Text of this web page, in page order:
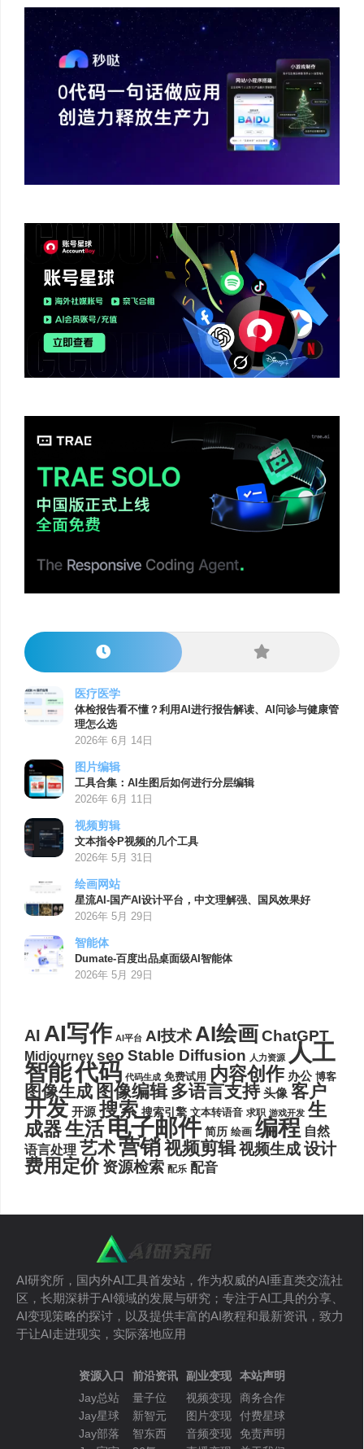
医疗医学
体检报告看不懂？利用AI进行报告解读、AI问诊与健康管
理怎么选
2026年 6月 14日
图片编辑
工具合集：AI生图后如何进行分层编辑
2026年 6月 11日
视频剪辑
文本指令P视频的几个工具
2026年 5月 31日
绘画网站
星流AI-国产AI设计平台，中文理解强、国风效果好
2026年 5月 29日
智能体
Dumate-百度出品桌面级AI智能体
2026年 5月 29日
AI AI写作 AI平台 AI技术AI绘画ChatGPT
Midjourney seo Stable Diffusion 人力资源 人工
智能代码 代码生成 免费试用 内容创作 办公 博客
图像生成 图像编辑 多语言支持 头像 客户
开发 开源 搜索 搜索引擎 文本转语音 求职 游戏开发 生
成器生活电子邮件 简历 绘画 编程 自然
语言处理 艺术营销视频剪辑视频生成设计
费用定价 资源检索 配乐 配音
AI研究所，国内外AI工具首发站，作为权威的AI垂直类交流社
区，长期深耕于AI领域的发展与研究；专注于AI工具的分享、
AI变现策略的探讨，以及提供丰富的AI教程和最新资讯，致力
于让AI走进现实，实际落地应用
资源入口
Jay总站
Jay星球
Jay部落
前沿资讯
量子位
新智元
智东西
副业变现
视频变现
图片变现
音频变现
本站声明
商务合作
付费星球
免责声明